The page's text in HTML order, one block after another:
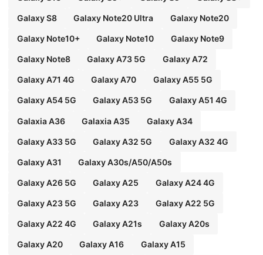
Galaxy S8 Galaxy Note20 Ultra Galaxy Note20
Galaxy Note10+ Galaxy Note10 Galaxy Note9
Galaxy Note8 Galaxy A73 5G Galaxy A72
Galaxy A71 4G Galaxy A70 Galaxy A55 5G
Galaxy A54 5G Galaxy A53 5G Galaxy A51 4G
Galaxia A36 Galaxia A35 Galaxy A34
Galaxy A33 5G Galaxy A32 5G Galaxy A32 4G
Galaxy A31 Galaxy A30s/A50/A50s
Galaxy A26 5G Galaxy A25 Galaxy A24 4G
Galaxy A23 5G Galaxy A23 Galaxy A22 5G
Galaxy A22 4G Galaxy A21s Galaxy A20s
Galaxy A20 Galaxy A16 Galaxy A15